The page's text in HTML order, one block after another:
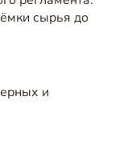
сырья до
и